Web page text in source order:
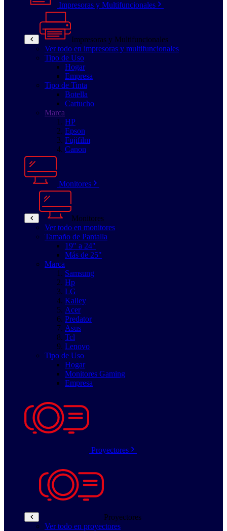
Impresoras y Multifuncionales
Impresoras y Multifuncionales
Ver todo en impresoras y multifuncionales
Tipo de Uso
Hogar
Empresa
Tipo de Tinta
Botella
Cartucho
Marca
HP
Epson
Fujifilm
Canon
Monitores
Monitores
Ver todo en monitores
Tamaño de Pantalla
19" a 24"
Más de 25"
Marca
Samsung
Hp
LG
Kalley
Acer
Predator
Asus
Tcl
Lenovo
Tipo de Uso
Hogar
Monitores Gaming
Empresa
Proyectores
Proyectores
Ver todo en proyectores